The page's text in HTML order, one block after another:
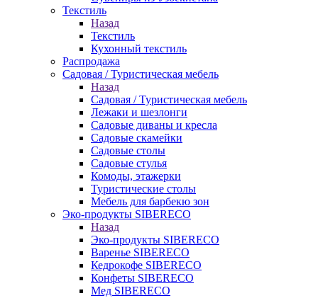
Текстиль
Назад
Текстиль
Кухонный текстиль
Распродажа
Садовая / Туристическая мебель
Назад
Садовая / Туристическая мебель
Лежаки и шезлонги
Садовые диваны и кресла
Садовые скамейки
Садовые столы
Садовые стулья
Комоды, этажерки
Туристические столы
Мебель для барбекю зон
Эко-продукты SIBERECO
Назад
Эко-продукты SIBERECO
Варенье SIBERECO
Кедрокофе SIBERECO
Конфеты SIBERECO
Мед SIBERECO